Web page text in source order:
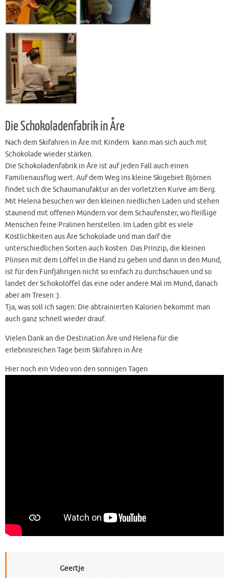
Die Schokoladenfabrik in Åre
Nach dem Skifahren in Åre mit Kindern kann man sich auch mit
Schokolade wieder stärken.
Die Schokoladenfabrik in Åre ist auf jeden Fall auch einen
Familienausflug wert. Auf dem Weg ins kleine Skigebiet Björnen
findet sich die Schaumanufaktur an der vorletzten Kurve am Berg.
Mit Helena besuchen wir den kleinen niedlichen Laden und stehen
staunend mit offenen Mündern vor dem Schaufenster, wo fleißige
Menschen feine Pralinen herstellen. Im Laden gibt es viele
Köstlichkeiten aus Åre Schokolade und man darf die
unterschiedlichen Sorten auch kosten. Das Prinzip, die kleinen
Plinsen mit dem Löffel in die Hand zu geben und dann in den Mund,
ist für den Fünfjährigen nicht so einfach zu durchschauen und so
landet der Schokolöffel das eine oder andere Mal im Mund, danach
aber am Tresen :).
Tja, was soll ich sagen: Die abtrainierten Kalorien bekommt man
auch ganz schnell wieder drauf.
Vielen Dank an die Destination Åre und Helena für die
erlebnisreichen Tage beim Skifahren in Åre
Hier noch ein Video von den sonnigen Tagen
Geertje